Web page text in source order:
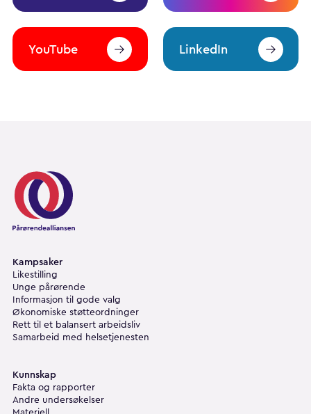
YouTube LinkedIn
Pårørendealliansen
Kampsaker
Likestilling
Unge pårørende
Informasjon til gode valg
Økonomiske støtteordninger
Rett til et balansert arbeidsliv
Samarbeid med helsetjenesten
Kunnskap
Fakta og rapporter
Andre undersøkelser